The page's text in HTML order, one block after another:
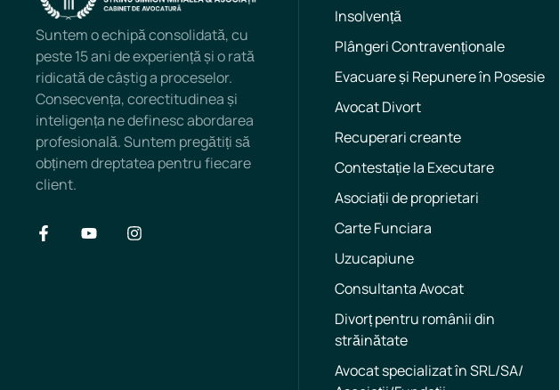
Suntem o echipă consolidată, cu
peste 15 ani de experiență și o rată
ridicată de câștig a proceselor.
Consecvența, corectitudinea și
inteligența ne definesc abordarea
profesională. Suntem pregătiți să
obținem dreptatea pentru fiecare
client.
Insolvență
Plângeri Contravenționale
Evacuare și Repunere în Posesie
Avocat Divort
Recuperari creante
Contestație la Executare
Asociații de proprietari
Carte Funciara
Uzucapiune
Consultanta Avocat
Divorț pentru românii din
străinătate
Avocat specializat în SRL/SA/